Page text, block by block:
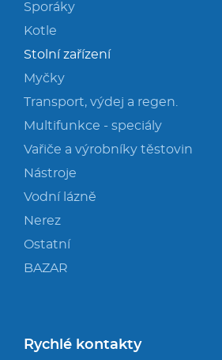
Sporáky
Kotle
Stolní zařízení
Myčky
Transport, výdej a regen.
Multifunkce - speciály
Vařiče a výrobníky těstovin
Nástroje
Vodní lázně
Nerez
Ostatní
BAZAR
Rychlé kontakty